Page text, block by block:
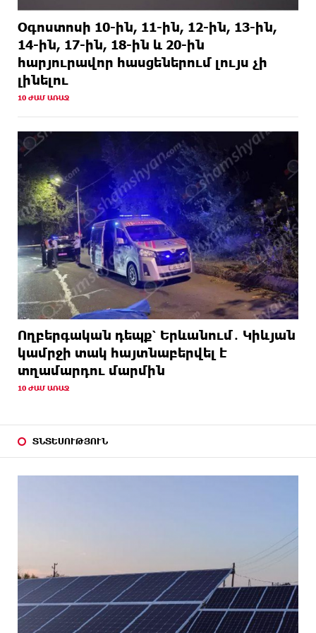
Օգոստոսի 10-ին, 11-ին, 12-ին, 13-ին,
14-ին, 17-ին, 18-ին և 20-ին
հարյուրավոր հասցեներում լույս չի
լինելու
10 ԺԱՄ ԱՌԱՋ
Ողբերգական դեպք՝ Երևանում․ Կիևյան
կամրջի տակ հայտնաբերվել է
տղամարդու մարմին
10 ԺԱՄ ԱՌԱՋ
ՏՆՏԵՍՈՒԹՅՈՒՆ